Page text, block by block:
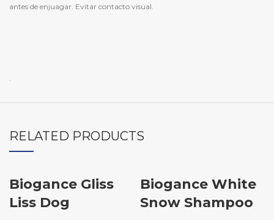
antes de enjuagar. Evitar contacto visual.
.
RELATED PRODUCTS
AGOTADO
Biogance Gliss
Liss Dog
AGOTADO
Biogance White
Snow Shampoo